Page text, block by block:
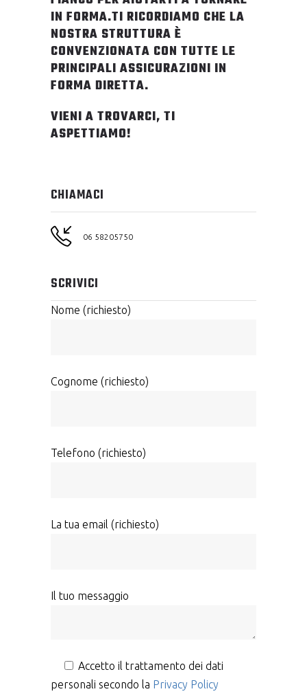
IN FORMA.TI RICORDIAMO CHE LA
NOSTRA STRUTTURA È
CONVENZIONATA CON TUTTE LE
PRINCIPALI ASSICURAZIONI IN
FORMA DIRETTA.
VIENI A TROVARCI, TI
ASPETTIAMO!
CHIAMACI
06 58205750
SCRIVICI
Nome (richiesto)
Cognome (richiesto)
Telefono (richiesto)
La tua email (richiesto)
Il tuo messaggio
Accetto il trattamento dei dati
personali secondo la Privacy Policy